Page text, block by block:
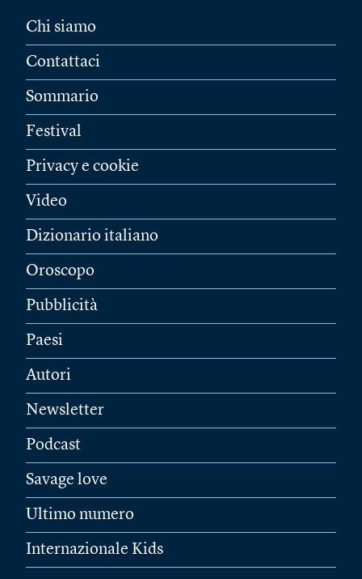
Chi siamo
Contattaci
Sommario
Festival
Privacy e cookie
Video
Dizionario italiano
Oroscopo
Pubblicità
Paesi
Autori
Newsletter
Podcast
Savage love
Ultimo numero
Internazionale Kids